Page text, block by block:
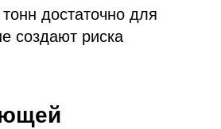
достаточно для
создают риска